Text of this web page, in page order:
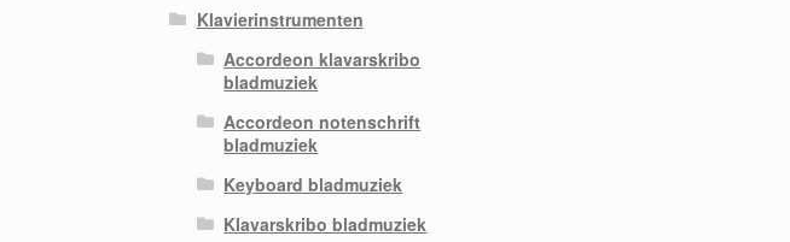
Klavierinstrumenten
Accordeon klavarskribo
bladmuziek
Accordeon notenschrift
bladmuziek
Keyboard bladmuziek
Klavarskribo bladmuziek